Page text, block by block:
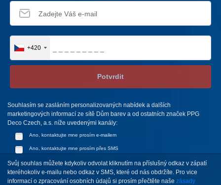
+420
Potvrdit
Souhlasím se zasláním personalizovaných nabídek a dalších
marketingových informací ze sítě Dům barev a od ostatních značek PPG
Deco Czech, a.s. níže uvedenými kanály:
Ano, kontaktujte mne prosím e-mailem
Ano, kontaktujte mne prosím přes SMS
Svůj souhlas můžete kdykoliv odvolat kliknutím na příslušný odkaz v zápatí
kteréhokoliv e-mailu nebo odkaz v SMS, které od nás obdržíte. Pro vice
informací o zpracování osobních údajů si prosím přečtěte naše zásady